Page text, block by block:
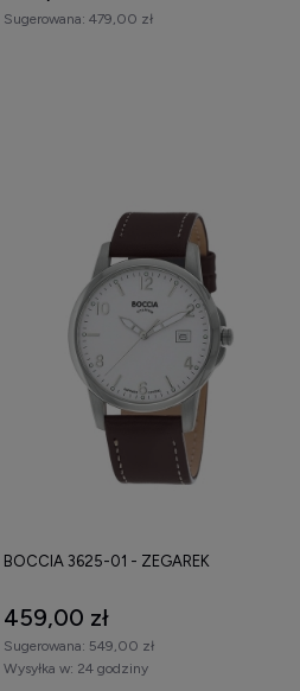
Sugerowana: 479,00 zł
BOCCIA 3625-01 - ZEGAREK
459,00 zł
Wysyłka w: 24 godziny
Sugerowana: 549,00 zł